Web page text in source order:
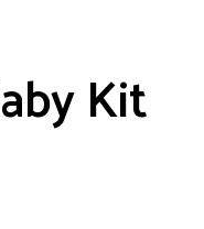
Kit